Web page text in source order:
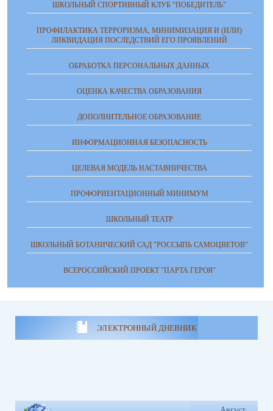
ШКОЛЬНЫЙ СПОРТИВНЫЙ КЛУБ "ПОБЕДИТЕЛЬ"
ПРОФИЛАКТИКА ТЕРРОРИЗМА, МИНИМИЗАЦИЯ И (ИЛИ)
ЛИКВИДАЦИЯ ПОСЛЕДСТВИЙ ЕГО ПРОЯВЛЕНИЙ
ОБРАБОТКА ПЕРСОНАЛЬНЫХ ДАННЫХ
ОЦЕНКА КАЧЕСТВА ОБРАЗОВАНИЯ
ДОПОЛНИТЕЛЬНОЕ ОБРАЗОВАНИЕ
ИНФОРМАЦИОННАЯ БЕЗОПАСНОСТЬ
ЦЕЛЕВАЯ МОДЕЛЬ НАСТАВНИЧЕСТВА
ПРОФОРИЕНТАЦИОННЫЙ МИНИМУМ
ШКОЛЬНЫЙ ТЕАТР
ШКОЛЬНЫЙ БОТАНИЧЕСКИЙ САД "РОССЫПЬ САМОЦВЕТОВ"
ВСЕРОССИЙСКИЙ ПРОЕКТ "ПАРТА ГЕРОЯ"
ЭЛЕКТРОННЫЙ ДНЕВНИК